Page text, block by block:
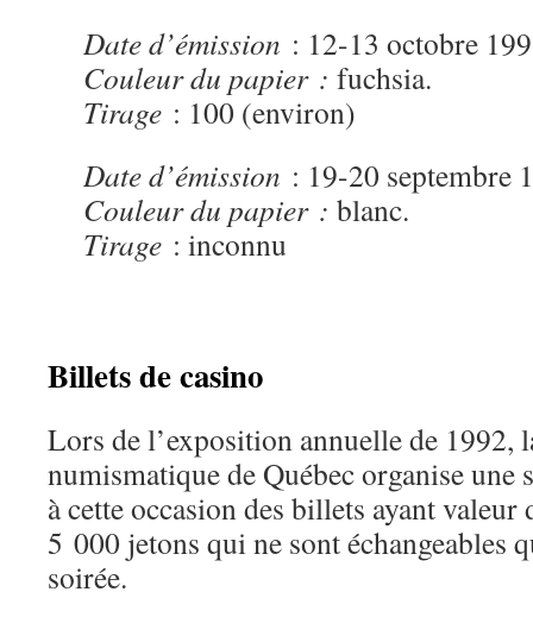
Date d’émission : 12-13 octobre
Couleur du papier : fuchsia.
Tirage : 100 (environ)
Date d’émission : 19-20 septembre
Couleur du papier : blanc.
Tirage : inconnu
Billets de casino
Lors de l’exposition annuelle de 1992,
numismatique de Québec organise une
à cette occasion des billets ayant
5 000 jetons qui ne sont échangeables
soirée.